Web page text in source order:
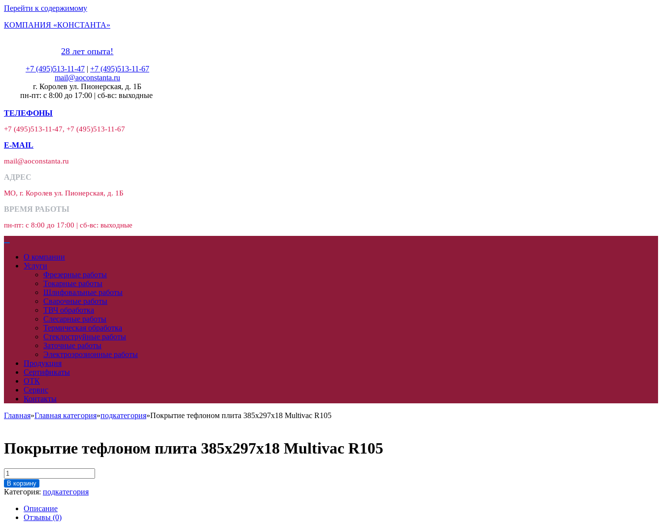
Перейти к содержимому
КОМПАНИЯ «КОНСТАНТА»
28 лет опыта!
+7 (495)513-11-47| +7 (495)513-11-67
mail@aoconstanta.ru
г. Королев ул. Пионерская, д. 1Б
пн-пт: с 8:00 до 17:00 | сб-вс: выходные
ТЕЛЕФОНЫ
+7 (495)513-11-47, +7 (495)513-11-67
E-MAIL
mail@aoconstanta.ru
АДРЕС
МО, г. Королев ул. Пионерская, д. 1Б
ВРЕМЯ РАБОТЫ
пн-пт: с 8:00 до 17:00 | сб-вс: выходные
О компании
Услуги
Фрезерные работы
Токарные работы
Шлифовальные работы
Сварочные работы
ТВЧ обработка
Слесарные работы
Термическая обработка
Стеклоструйные работы
Заточные работы
Электроэрозионные работы
Продукция
Сертификаты
ОТК
Сервис
Контакты
Главная»Главная категория»подкатегория»Покрытие тефлоном плита 385х297х18 Multivac R105
Покрытие тефлоном плита 385х297х18 Multivac R105
Количество
товара
Покрытие
тефлоном
плита
385х297х18
В корзину
Категория: подкатегория
Описание
Отзывы (0)